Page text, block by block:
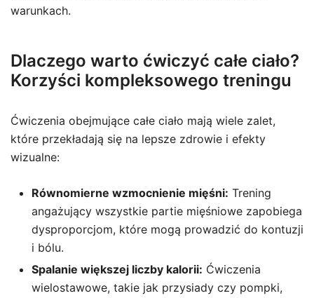
warunkach.
Dlaczego warto ćwiczyć całe ciało?
Korzyści kompleksowego treningu
Ćwiczenia obejmujące całe ciało mają wiele zalet,
które przekładają się na lepsze zdrowie i efekty
wizualne:
Równomierne wzmocnienie mięśni: Trening
angażujący wszystkie partie mięśniowe zapobiega
dysproporcjom, które mogą prowadzić do kontuzji
i bólu.
Spalanie większej liczby kalorii: Ćwiczenia
wielostawowe, takie jak przysiady czy pompki,